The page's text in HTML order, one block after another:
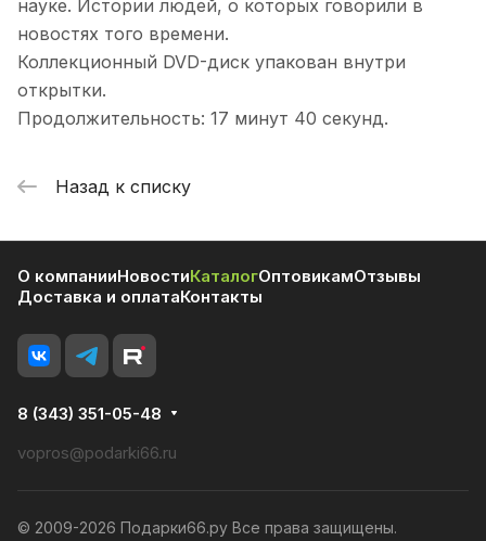
науке. Истории людей, о которых говорили в
новостях того времени.
Коллекционный DVD-диск упакован внутри
открытки.
Продолжительность: 17 минут 40 секунд.
Назад к списку
О компанииНовостиКаталогОптовикамОтзывы
Доставка и оплатаКонтакты
8 (343) 351-05-48
vopros@podarki66.ru
© 2009-2026 Подарки66.ру Все права защищены.